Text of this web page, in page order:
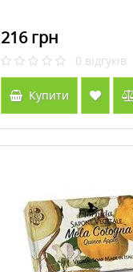
216 грн
0 відгуків
Купити